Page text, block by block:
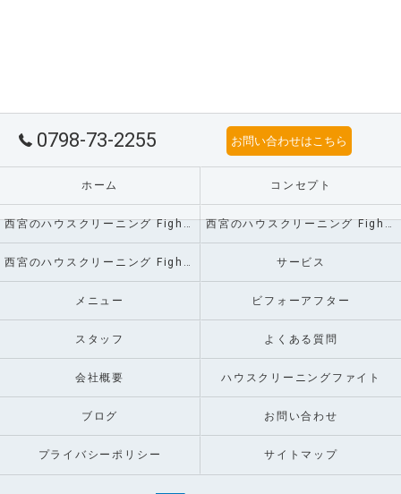
0798-73-2255 お問い合わせはこちら
ホーム コンセプト
西宮のハウスクリーニング Fight!の口コミ情報 西宮のハウスクリーニング Fight!の評判
西宮のハウスクリーニング Fight!のお客様の声 サービス
メニュー ビフォーアフター
スタッフ よくある質問
会社概要 ハウスクリーニングファイト
ブログ お問い合わせ
プライバシーポリシー サイトマップ